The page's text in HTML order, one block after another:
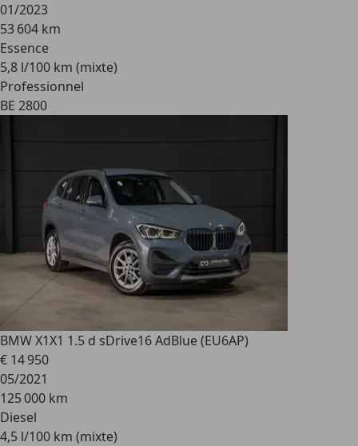
01/2023
53 604 km
Essence
5,8 l/100 km (mixte)
Professionnel
BE 2800
BMW X1X1 1.5 d sDrive16 AdBlue (EU6AP)
€ 14 950
05/2021
125 000 km
Diesel
4,5 l/100 km (mixte)